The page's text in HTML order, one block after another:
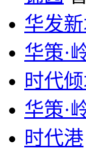
华发
华策·
时代
华策·
时代港